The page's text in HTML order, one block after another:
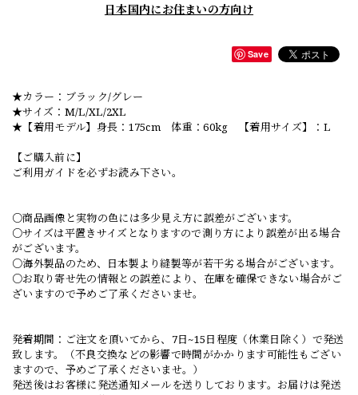
日本国内にお住まいの方向け
Save
★カラー：ブラック/グレー
★サイズ：M/L/XL/2XL
★【着用モデル】身長：175cm 体重：60kg 【着用サイズ】：L
【ご購入前に】
ご利用ガイドを必ずお読み下さい。
○商品画像と実物の色には多少見え方に誤差がございます。
○サイズは平置きサイズとなりますので測り方により誤差が出る場合
がございます。
○海外製品のため、日本製より縫製等が若干劣る場合がございます。
○お取り寄せ先の情報との誤差により、在庫を確保できない場合がご
ざいますので予めご了承くださいませ。
発着期間：ご注文を頂いてから、7日~15日程度（休業日除く）で発送
致します。（不良交換などの影響で時間がかかります可能性もござい
ますので、予めご了承くださいませ。）
発送後はお客様に発送通知メールを送りしております。お届けは発送